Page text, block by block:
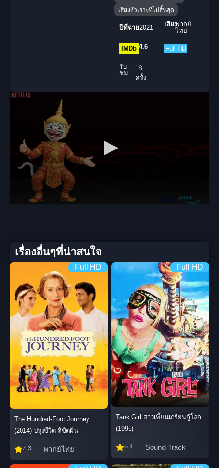
เสียงหัวเราะที่ไม่สิ้นสุด
ปีที่ฉาย2021 เสียงพากย์
ไทย
IMDb 4.6 Full HD
รับ
ชม
18
ครั้ง
เรื่องอื่นๆที่น่าสนใจ
Full HD
The Hundred-Foot Journey
(2014) ปรุงชีวิต ลิขิตฝัน
7.3 พากย์ไทย
Full HD
Tank Girl สาวเพี้ยนเกรียนกู้โลก
(1995)
5.4 Sound Track